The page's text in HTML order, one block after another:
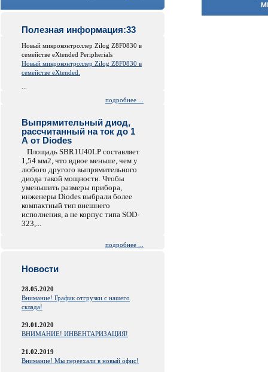
Полезная информация:33
Новый микроконтроллер Zilog Z8F0830 в
семействе eXtended Peripherials
Новый микроконтроллер Zilog Z8F0830 в
семействе eXtended.
подробнее ...
Выпрямительный диод,
рассчитанный на ток до 1
А от Diodes
Площадь SBR1U40LP составляет
1,54 мм2, что вдвое меньше, чем у
любого другого выпрямительного
диода такой мощности. Чтобы
уменьшить размеры прибора,
инженеры Diodes выбрали более
компактный тип внешнего
исполнения, а не корпус типа SOD-
323,...
подробнее ...
Новости
28.05.2020
Внимание! График отгрузки с нашего
склада!
29.01.2020
ВНИМАНИЕ! ИНВЕНТАРИЗАЦИЯ!
21.02.2019
Внимание! Мы переехали в новый офис!